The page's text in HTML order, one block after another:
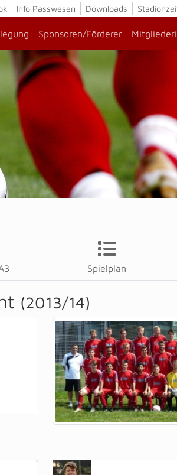
Info Passwesen Downloads
Sponsoren/Förderer
Spielplan
(2013/14)